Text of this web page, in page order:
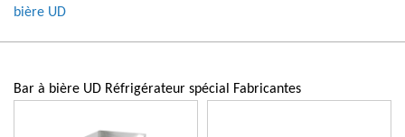
bière UD
Bar à bière UD Réfrigérateur spécial Fabricantes